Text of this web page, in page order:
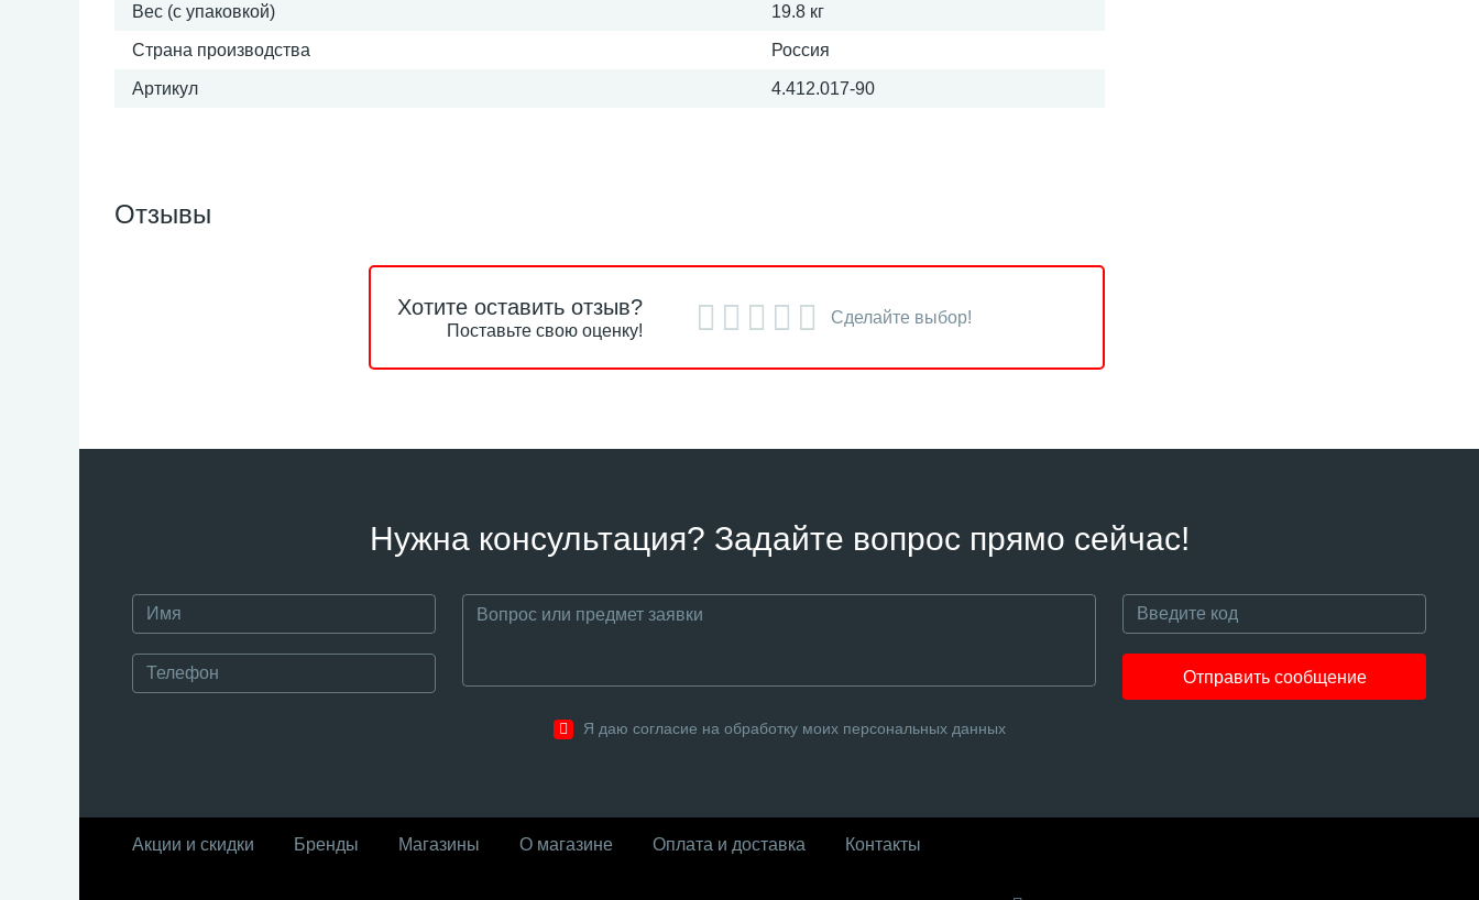
Вес (с упаковкой) 19.8 кг
Страна производства Россия
Артикул 4.412.017-90
Отзывы
Хотите оставить отзыв?
Поставьте свою оценку!
Сделайте выбор!
Нужна консультация? Задайте вопрос прямо сейчас!
Отправить сообщение
Я даю согласие на обработку моих персональных данных
Акции и скидки Бренды Магазины О магазине Оплата и доставка Контакты